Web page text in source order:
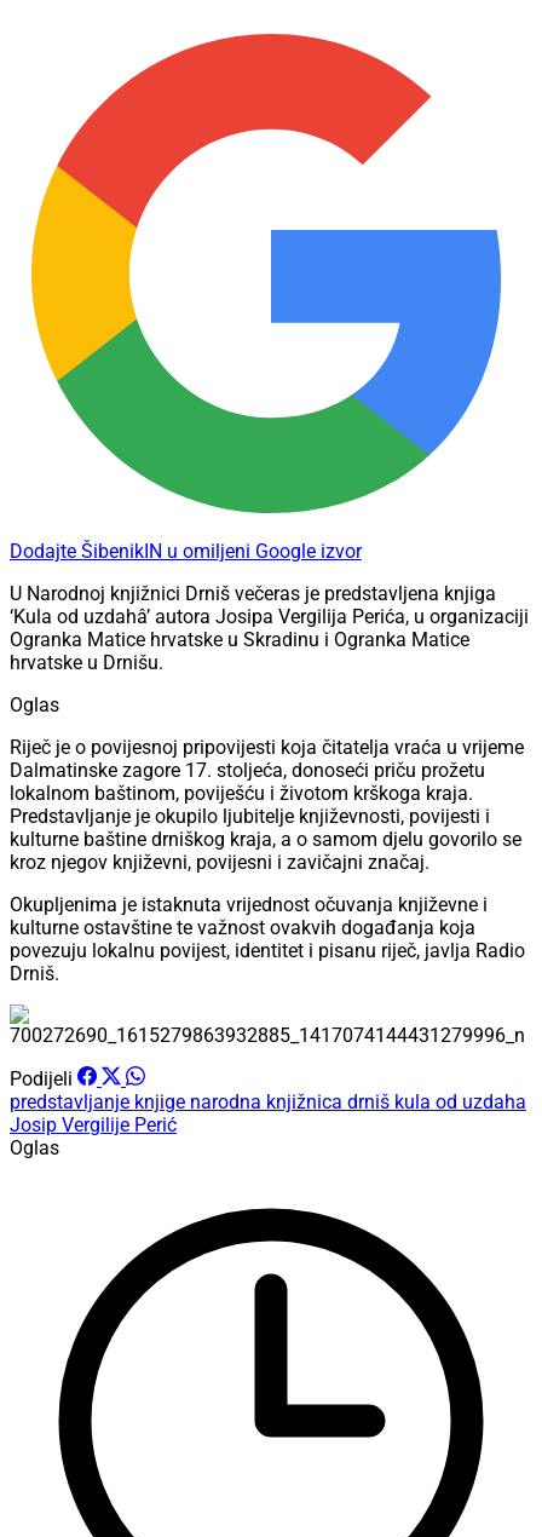
Dodajte ŠibenikIN u omiljeni Google izvor
U Narodnoj knjižnici Drniš večeras je predstavljena knjiga
‘Kula od uzdahâ’ autora Josipa Vergilija Perića, u organizaciji
Ogranka Matice hrvatske u Skradinu i Ogranka Matice
hrvatske u Drnišu.
Oglas
Riječ je o povijesnoj pripovijesti koja čitatelja vraća u vrijeme
Dalmatinske zagore 17. stoljeća, donoseći priču prožetu
lokalnom baštinom, poviješću i životom krškoga kraja.
Predstavljanje je okupilo ljubitelje književnosti, povijesti i
kulturne baštine drniškog kraja, a o samom djelu govorilo se
kroz njegov književni, povijesni i zavičajni značaj.
Okupljenima je istaknuta vrijednost očuvanja književne i
kulturne ostavštine te važnost ovakvih događanja koja
povezuju lokalnu povijest, identitet i pisanu riječ, javlja Radio
Drniš.
Podijeli
predstavljanje knjige narodna knjižnica drniš kula od uzdaha
Josip Vergilije Perić
Oglas